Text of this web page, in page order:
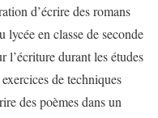
d’écrire des romans
lycée en classe de seconde
l’écriture durant les études
de techniques
des poèmes dans un